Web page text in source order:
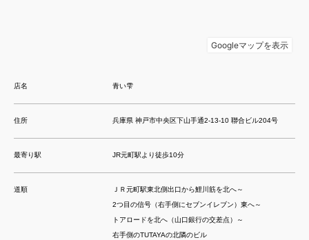
店名 青い雫
住所 兵庫県 神戸市中央区下山手通2-13-10 聯合ビル204号
最寄り駅 JR元町駅より徒歩10分
道順
ＪＲ元町駅東北側出口から鯉川筋を北へ～
2つ目の信号（右手側にセブンイレブン）東へ～
トアロードを北へ（山口銀行の交差点）～
右手側のTUTAYAの北隣のビル